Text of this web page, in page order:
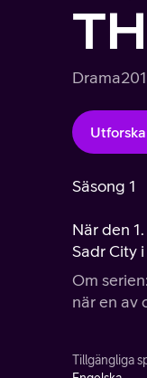
Drama
Säsong 1
När den
Sadr City
Om
när en av
Tillgängliga